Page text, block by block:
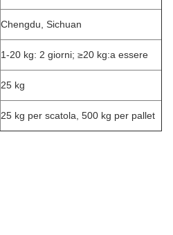
Chengdu, Sichuan
1-20 kg: 2 giorni; ≥20 kg:a essere
25 kg
25 kg per scatola, 500 kg per pallet